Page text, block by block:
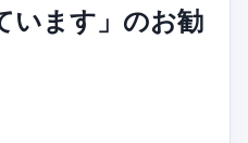
います」のお勧